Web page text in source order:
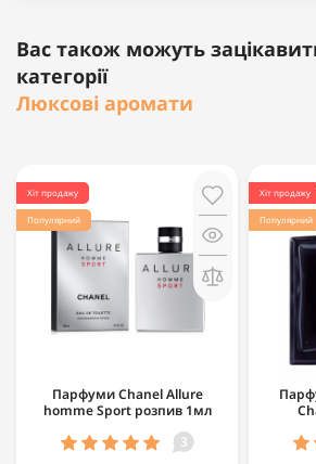
Вас також можуть
категорії
Люксові аромати
Хіт продажу
Популярний
Парфуми Chanel Allure
homme Sport розпив 1мл
3
Хіт продажу
Популярний